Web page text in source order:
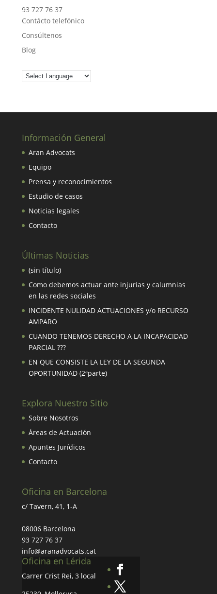
93 727 76 37
Contácto telefónico
Consúltenos
Blog
Información General
Aran Advocats
Equipo
Prensa y reconocimientos
Estudio de casos
Noticias legales
Contacto
Últimas Noticias
(sin título)
Como debemos actuar ante injurias y calumnias
en las redes sociales
INCIDENTE NULIDAD ACTUACIONES y/o RECURSO
AMPARO
CUANDO TENEMOS DERECHO A LA INCAPACIDAD
PARCIAL ???
EN QUE CONSISTE LA LEY DE LA SEGUNDA
OPORTUNIDAD (2ªparte)
Explora Nuestro Sitio
Sobre Nosotros
Áreas de Actuación
Apuntes Jurídicos
Contacto
Oficina en Barcelona
c/ Tavern, 41, 1-A
08006 Barcelona
93 727 76 37
info@aranadvocats.cat
Oficina en Lérida
Carrer Crist Rei, 3 local